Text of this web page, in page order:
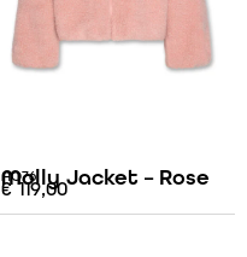
AO76
Molly Jacket – Rose
€119,00